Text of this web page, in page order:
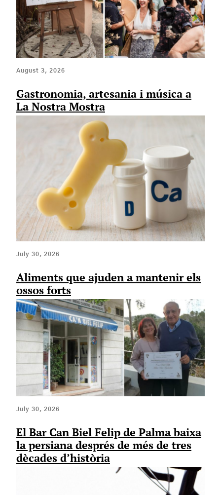
August 3, 2026
Gastronomia, artesania i música a
La Nostra Mostra
July 30, 2026
Aliments que ajuden a mantenir els
ossos forts
July 30, 2026
El Bar Can Biel Felip de Palma baixa
la persiana després de més de tres
dècades d’història